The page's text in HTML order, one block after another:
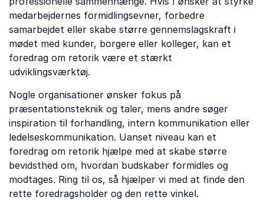
medarbejdernes formidlingsevner, forbedre
samarbejdet eller skabe større gennemslagskraft i
mødet med kunder, borgere eller kolleger, kan et
foredrag om retorik være et stærkt
udviklingsværktøj.
Nogle organisationer ønsker fokus på
præsentationsteknik og taler, mens andre søger
inspiration til forhandling, intern kommunikation eller
ledelseskommunikation. Uanset niveau kan et
foredrag om retorik hjælpe med at skabe større
bevidsthed om, hvordan budskaber formidles og
modtages. Ring til os, så hjælper vi med at finde den
rette foredragsholder og den rette vinkel.